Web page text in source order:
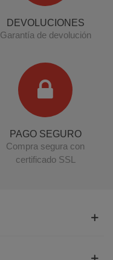
DEVOLUCIONES
Garantía de devolución
PAGO SEGURO
Compra segura con
certificado SSL